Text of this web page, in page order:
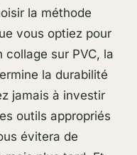
la méthode
vous optiez pour
sur PVC, la
la durabilité
jamais à investir
outils appropriés
évitera de